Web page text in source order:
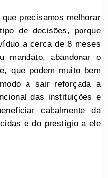
precisamos melhorar
de decisões, porque
a cerca de 8 meses
mandato, abandonar o
que podem muito bem
a sair reforçada a
das instituições e
cabalmente da
e do prestígio a ele